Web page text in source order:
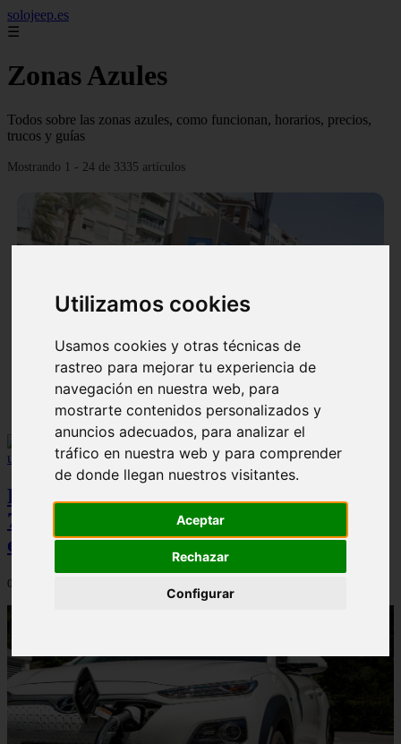
Utilizamos cookies
Usamos cookies y otras técnicas de
rastreo para mejorar tu experiencia de
navegación en nuestra web, para
mostrarte contenidos personalizados y
anuncios adecuados, para analizar el
tráfico en nuestra web y para comprender
de donde llegan nuestros visitantes.
Aceptar
Rechazar
Configurar
solojeep.es
☰
Zonas Azules
Todos sobre las zonas azules, como funcionan, horarios, precios,
trucos y guías
Mostrando 1 - 24 de 3335 artículos
▷ Zona Azul Córdoba 《 Horarios y Tarifas 2024 》
Peugeot acelera en el mercado español:
7.062 matriculaciones y un 5,9% de cuota
en julio
06/08/2026